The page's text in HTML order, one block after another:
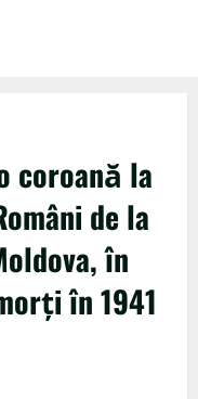
coroană la
de la
în
în 1941